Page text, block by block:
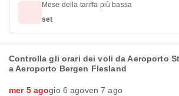
Mese della tariffa più bassa
set
Controlla gli orari dei voli da Aeroporto
a Aeroporto Bergen Flesland
mer 5 agogio 6 agoven 7 ago